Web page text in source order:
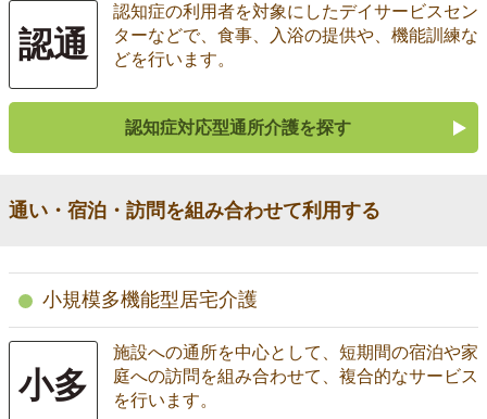
認通
認知症の利用者を対象にしたデイサービスセン
ターなどで、食事、入浴の提供や、機能訓練な
どを行います。
認知症対応型通所介護を探す
通い・宿泊・訪問を組み合わせて利用する
小規模多機能型居宅介護
小多
施設への通所を中心として、短期間の宿泊や家
庭への訪問を組み合わせて、複合的なサービス
を行います。